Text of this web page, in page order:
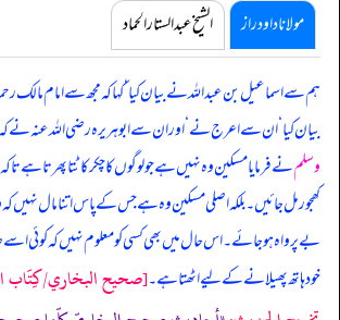
مولانا داود راز الشیخ عبدالستار الحماد
ہم سے اسماعیل بن عبداللہ نے بیان کیا ‘ کہا کہ مجھ سے امام مالک
بیان کیا ‘ ان سے اعرج نے ‘ اور ان سے ابوہریرہ رضی اللہ عنہ نے
وسلمنے فرمایامسکین وہ نہیں ہے جو لوگوں کا چکر کاٹتا پھرتا ہے
کھجور مل جائیں۔ بلکہ اصلی مسکین وہ ہے جس کے پاس اتنا مال
بےپرواہ ہو جائے۔ اس حال میں بھی کسی کو معلوم نہیں کہ کوئی
خود ہاتھ پھیلانے کے لیے اٹھتا ہے۔[صحيح البخاري/كِتَاب